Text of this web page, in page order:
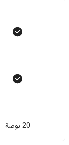
20 بوصة